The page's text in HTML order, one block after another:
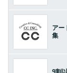
アー
集